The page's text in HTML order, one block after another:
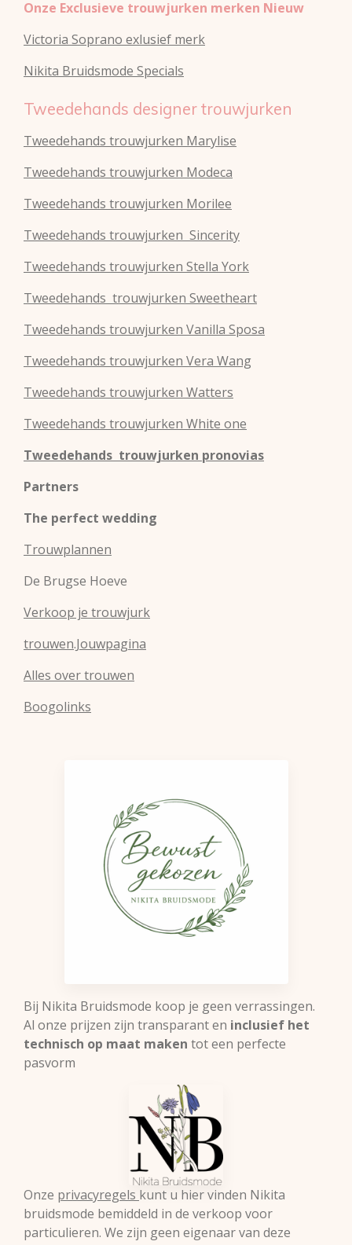
Onze Exclusieve trouwjurken merken Nieuw
Victoria Soprano exlusief merk
Nikita Bruidsmode Specials
Tweedehands designer trouwjurken
Tweedehands trouwjurken Marylise
Tweedehands trouwjurken Modeca
Tweedehands trouwjurken Morilee
Tweedehands trouwjurken Sincerity
Tweedehands trouwjurken Stella York
Tweedehands trouwjurken Sweetheart
Tweedehands trouwjurken Vanilla Sposa
Tweedehands trouwjurken Vera Wang
Tweedehands trouwjurken Watters
Tweedehands trouwjurken White one
Tweedehands trouwjurken pronovias
Partners
The perfect wedding
Trouwplannen
De Brugse Hoeve
Verkoop je trouwjurk
trouwen.Jouwpagina
Alles over trouwen
Boogolinks
Bij Nikita Bruidsmode koop je geen verrassingen.
Al onze prijzen zijn transparant en inclusief het
technisch op maat maken tot een perfecte
pasvorm
Onze privacyregels kunt u hier vinden Nikita
bruidsmode bemiddeld in de verkoop voor
particulieren. We zijn geen eigenaar van deze